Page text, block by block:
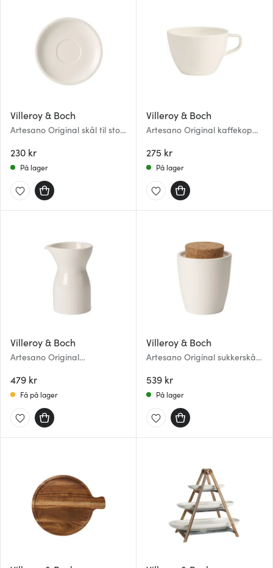
Villeroy & Boch
Artesano Original skål til stor
230 kr
På lager
Villeroy & Boch
Artesano Original kaffekopp
275 kr
På lager
Villeroy & Boch
Artesano Original
479 kr
Få på lager
Villeroy & Boch
Artesano Original sukkerskål
539 kr
På lager